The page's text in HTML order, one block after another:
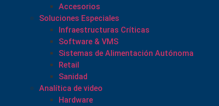
Accesorios
Soluciones Especiales
Infraestructuras Críticas
Software & VMS
Sistemas de Alimentación Autónoma
Retail
Sanidad
Analítica de video
Hardware